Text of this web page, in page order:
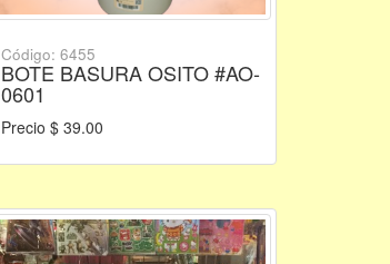
Código: 6455
BOTE BASURA OSITO #AO-
0601
Precio $ 39.00